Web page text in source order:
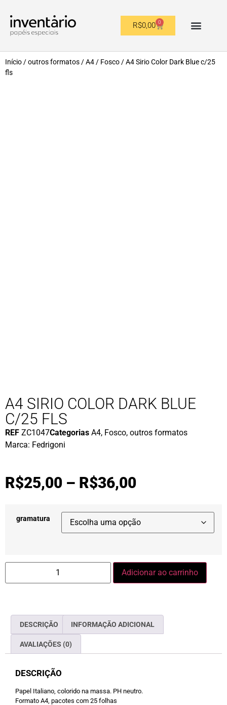
R$0,00 0
Início /outros formatos /A4 / Fosco / A4 Sirio Color Dark Blue c/25
fls
A4 SIRIO COLOR DARK BLUE
C/25 FLS
REF ZC1047Categorias A4, Fosco, outros formatos
Marca: Fedrigoni
R$25,00 – R$36,00
gramatura
Adicionar ao carrinho
DESCRIÇÃO INFORMAÇÃO ADICIONAL
AVALIAÇÕES (0)
DESCRIÇÃO
Papel Italiano, colorido na massa. PH neutro.
Formato A4, pacotes com 25 folhas